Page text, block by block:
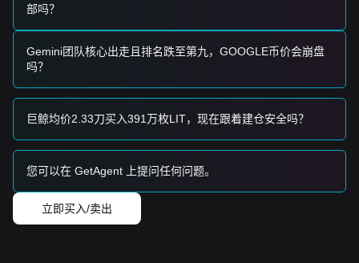
趋势总结
市场洞察
从短期角度来看，MANTRA (旧版) 在过去7天内显示出横盘震
荡的价格结构，市场情绪总体
可能是$0.9500。
如果价格跌破$0.6500，下一个目标价格可能是$0.5800。
基于多方分析，共识是：尽管 MANTRA (旧版) 短期内可能出
中期趋势很可能保持
看涨中性
部吗？
Gemini团队核心出走且排名跌至第九，GOOGLE币价会崩盘
吗？
巨鲸均价2.33刀买入391万枚LIT，现在跟着建仓安全吗？
您可以在 GetAgent 上提问任何问题。
立即买入/卖出